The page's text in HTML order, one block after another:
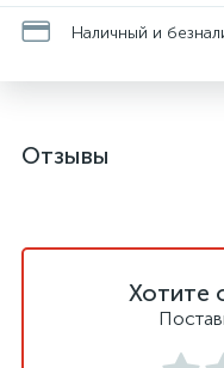
Наличный и
Отзывы
Хотите